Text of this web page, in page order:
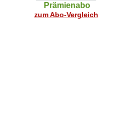
Prämienabo
zum Abo-Vergleich